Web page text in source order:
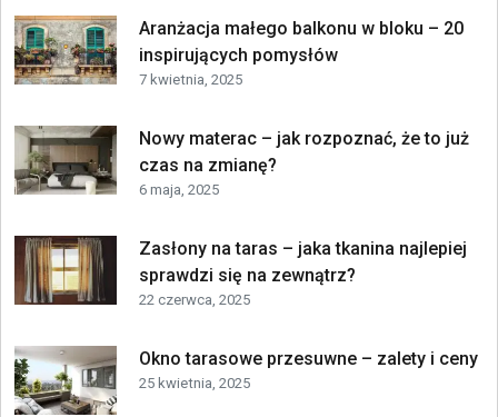
Aranżacja małego balkonu w bloku – 20
inspirujących pomysłów
7 kwietnia, 2025
Nowy materac – jak rozpoznać, że to już
czas na zmianę?
6 maja, 2025
Zasłony na taras – jaka tkanina najlepiej
sprawdzi się na zewnątrz?
22 czerwca, 2025
Okno tarasowe przesuwne – zalety i ceny
25 kwietnia, 2025